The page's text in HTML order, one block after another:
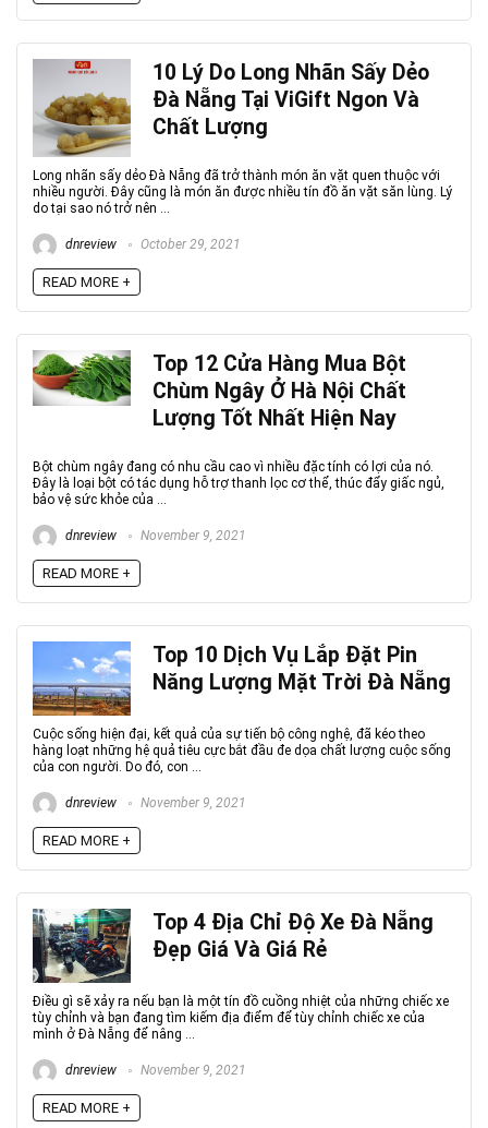
10 Lý Do Long Nhãn Sấy Dẻo
Đà Nẵng Tại ViGift Ngon Và
Chất Lượng
Long nhãn sấy dẻo Đà Nẵng đã trở thành món ăn vặt quen thuộc với
nhiều người. Đây cũng là món ăn được nhiều tín đồ ăn vặt săn lùng. Lý
do tại sao nó trở nên ...
dnreview October 29, 2021
READ MORE +
Top 12 Cửa Hàng Mua Bột
Chùm Ngây Ở Hà Nội Chất
Lượng Tốt Nhất Hiện Nay
Bột chùm ngây đang có nhu cầu cao vì nhiều đặc tính có lợi của nó.
Đây là loại bột có tác dụng hỗ trợ thanh lọc cơ thể, thúc đẩy giấc ngủ,
bảo vệ sức khỏe của ...
dnreview November 9, 2021
READ MORE +
Top 10 Dịch Vụ Lắp Đặt Pin
Năng Lượng Mặt Trời Đà Nẵng
Cuộc sống hiện đại, kết quả của sự tiến bộ công nghệ, đã kéo theo
hàng loạt những hệ quả tiêu cực bắt đầu đe dọa chất lượng cuộc sống
của con người. Do đó, con ...
dnreview November 9, 2021
READ MORE +
Top 4 Địa Chỉ Độ Xe Đà Nẵng
Đẹp Giá Và Giá Rẻ
Điều gì sẽ xảy ra nếu bạn là một tín đồ cuồng nhiệt của những chiếc xe
tùy chỉnh và bạn đang tìm kiếm địa điểm để tùy chỉnh chiếc xe của
mình ở Đà Nẵng để nâng ...
dnreview November 9, 2021
READ MORE +